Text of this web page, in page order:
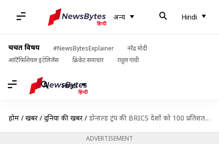
अन्य Hindi
चर्चित विषय #NewsBytesExplainer
नरेंद्र मोदी
आर्टिफिशियल इंटेलिजेंस
क्रिकेट समाचार राहुल गांधी
Hindi
होम / खबरें / दुनिया की खबरें / डोनाल्ड ट्रंप की BRICS देशों को 100 प्रतिशत शुल्क लगाने की धमकी, भारत भी है शामिल
ADVERTISEMENT